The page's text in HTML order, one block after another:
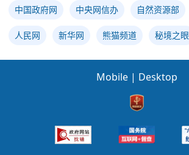
中国政府网 中央网信办 自然资源部
人民网 新华网 熊猫频道 秘境之眼
Mobile | Desktop